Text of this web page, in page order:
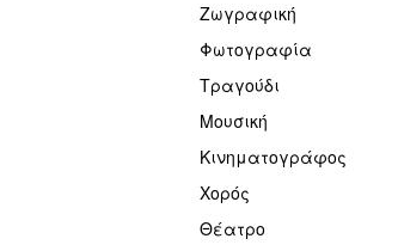
Ζωγραφική
Φωτογραφία
Τραγούδι
Μουσική
Κινηματογράφος
Χορός
Θέατρο